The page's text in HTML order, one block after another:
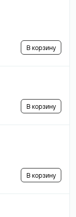
В корзину
В корзину
В корзину